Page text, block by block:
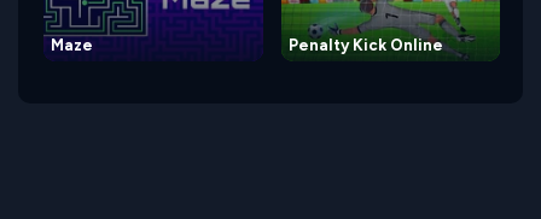
Maze Penalty Kick Online